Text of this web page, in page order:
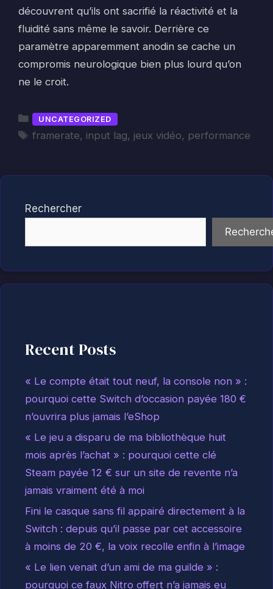
découvrent qu’ils ont sacrifié la réactivité et la
fluidité sans même le savoir. Derrière ce
paramètre apparemment anodin se cache un
compromis neurologique bien plus lourd qu’on
ne le croit.
Catégories
UNCATEGORIZED
Étiquettes
framerate, input lag, jeux vidéo, performance
Rechercher
Recent Posts
« Le compte était tout neuf, la console non » :
pourquoi cette Switch d’occasion payée 180 €
n’ouvrira plus jamais l’eShop
« Le jeu a disparu de ma bibliothèque huit
mois après l’achat » : pourquoi cette clé
Steam payée 12 € sur un site de revente n’a
jamais vraiment été à moi
Fini le casque sans fil appairé directement à la
Switch : depuis qu’il passe par cet accessoire
à moins de 20 €, la voix recolle enfin à l’image
« Le lien venait d’un ami de ma guilde » :
pourquoi ce faux Nitro offert n’a jamais eu